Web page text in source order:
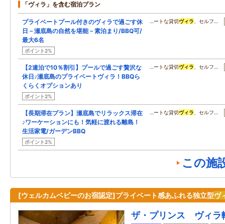
「ヴィラ」を含む宿泊プラン
プライベートプール付きのヴィラで過ごす休
日－瀬底島の自然を堪能－素泊まり/BBQ可/
最大6名
ポイント2%
…ートな貸切ヴィラ 、セルフ…
【2連泊で10％割引】プールで過ごす贅沢な
休日♪瀬底島のプライベートヴィラ！BBQら
くらくオプションあり
ポイント2%
…ートな貸切ヴィラ 、セルフ…
【長期滞在プラン】瀬底島でリラックス滞在
♪ワーケーションにも！気軽に渡れる離島！
生活家電/ガーデンBBQ
ポイント2%
…ートな貸切ヴィラ 、セルフ…
この施
[ウェルカムベビーのお宿認定]プライベート感あふれる独立型ヴ
ザ・プリンス ヴィラ